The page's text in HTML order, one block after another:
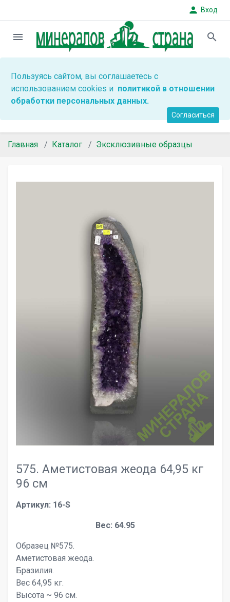
person Вход
menu search
Пользуясь сайтом, вы соглашаетесь с
использованием cookies и политикой в отношении
обработки персональных данных.
Согласиться
Главная Каталог Эксклюзивные образцы
575. Аметистовая жеода 64,95 кг
96 см
Артикул: 16-S
Вес: 64.95
Образец №575.
Аметистовая жеода.
Бразилия.
Вес 64,95 кг.
Высота ~ 96 см.